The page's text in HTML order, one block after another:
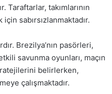
takımlarının
sabırsızlanmaktadır.
Brezilya’nın pasörleri,
savunma oyunları, maçın
belirlerken,
çalışmaktadır.